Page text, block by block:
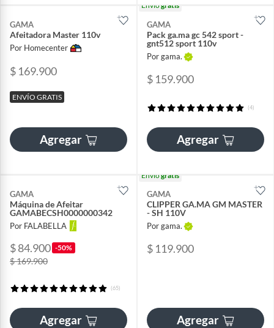
GAMA
Afeitadora Master 110v
Por Homecenter
$ 169.900
ENVÍO GRATIS
Agregar
Envíogratis
GAMA
Pack ga.ma gc 542 sport -
gnt512 sport 110v
Por gama.
$ 159.900
(4)
Agregar
GAMA
Máquina de Afeitar
GAMABECSH0000000342
Por FALABELLA
$ 84.900 -50%
$ 169.900
(65)
Agregar
Envíogratis
GAMA
CLIPPER GA.MA GM MASTER
- SH 110V
Por gama.
$ 119.900
Agregar